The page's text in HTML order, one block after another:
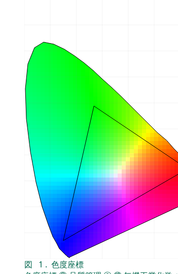
図 1 . 色度座標